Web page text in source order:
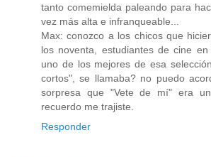
tanto comemielda paleando para
vez más alta e infranqueable...
Max: conozco a los chicos que
los noventa, estudiantes de cine
uno de los mejores de esa
cortos", se llamaba? no puedo
sorpresa que "Vete de mí" era
recuerdo me trajiste.
Responder